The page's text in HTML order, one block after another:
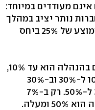
מעודדים במיוחד:
נותר יציב במהלך
8 השנים האחרונות ועומד על ממוצע של 25% ביחס
ב-20% מהחברות, שיעור הנשים בהנהלה הוא עד 10%,
ב-43% מהחברות הוא נע בין 10% ל-30% וב-30%
מהחברות בישראל הוא בין 30% ל-50%. רק ב-7%
מהחברות שיעור הנשים בהנהלה הוא 50% ומעלה.